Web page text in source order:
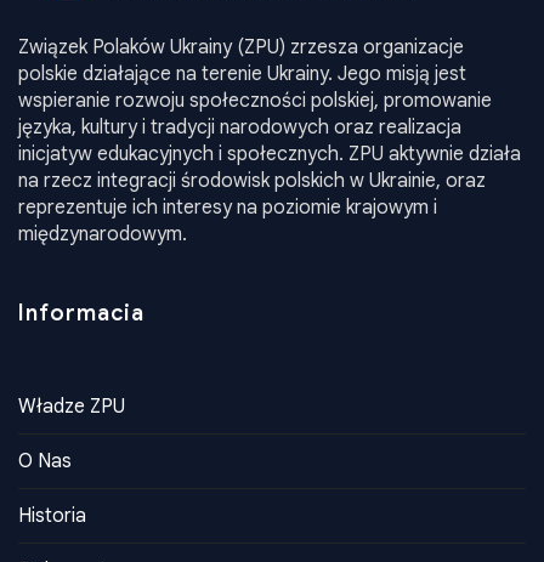
międzynarodowym.
Informacia
Władze ZPU
Historia